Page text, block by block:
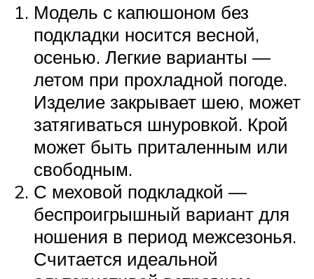
Модель с капюшоном без
подкладки носится весной,
осенью. Легкие варианты —
летом при прохладной погоде.
Изделие закрывает шею, может
затягиваться шнуровкой. Крой
может быть приталенным или
свободным.
С меховой подкладкой —
беспроигрышный вариант для
ношения в период межсезонья.
Считается идеальной